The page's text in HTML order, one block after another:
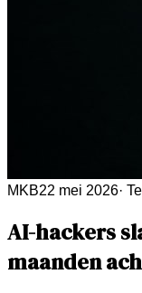
MKB22 mei 2026·
AI-hackers
maanden